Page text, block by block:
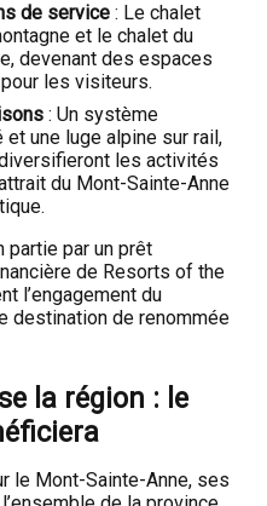
de service : Le chalet
et le chalet du
devenant des espaces
les visiteurs.
: Un système
et une luge alpine sur rail,
les activités
du Mont-Sainte-Anne
partie par un prêt
de Resorts of the
l’engagement du
destination de renommée
la région : le
le Mont-Sainte-Anne, ses